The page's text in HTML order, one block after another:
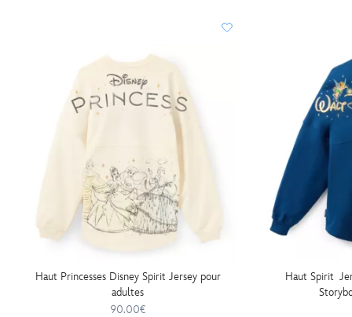
Haut Princesses Disney Spirit Jersey pour
adultes
90.00€
Haut Spirit